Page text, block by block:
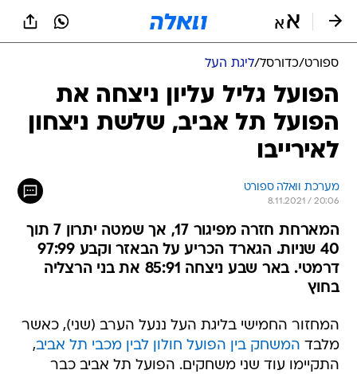
ספורט/כדורסל/ליגת העל
הפועל גליל עליון ניצחה את
הפועל תל אביב, שלשת ניצחון
לאירייבו
מערכת וואלה ספורט
8.11.2021 / 20:06
המארחת חזרה מפיגור 17, אך שמטה יתרון 7 תוך
40 שניות. הגארד הכריע על הבאזר וקבע 97:99
דרמטי. באר שבע ניצחה 85:91 את בני הרצליה
בחוץ
המחזור החמישי בליגת העל ננעל הערב (שני), כאשר
מלבד המשחק בין הפועל חולון לבין מכבי תל אביב,
התקיימו עוד שני משחקים. הפועל תל אביב כבר